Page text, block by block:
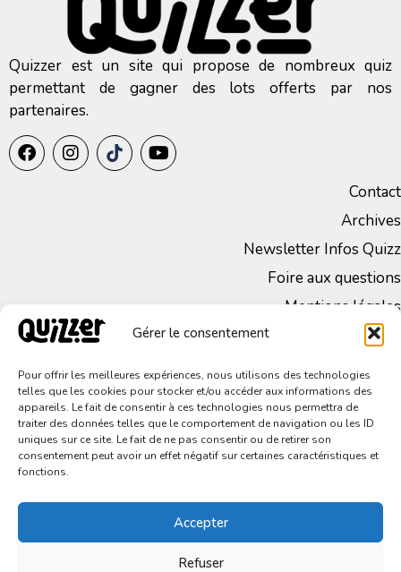
Gérer le consentement
Pour offrir les meilleures expériences, nous utilisons des technologies
telles que les cookies pour stocker et/ou accéder aux informations des
appareils. Le fait de consentir à ces technologies nous permettra de
traiter des données telles que le comportement de navigation ou les ID
uniques sur ce site. Le fait de ne pas consentir ou de retirer son
consentement peut avoir un effet négatif sur certaines caractéristiques et
fonctions.
Accepter
Refuser
Quizzer est un site qui propose de nombreux quiz
permettant de gagner des lots offerts par nos
partenaires.
Contact
Archives
Newsletter Infos Quizz
Foire aux questions
Mentions légales
CGV
Tous droits réservés – © 2023 Quizzer